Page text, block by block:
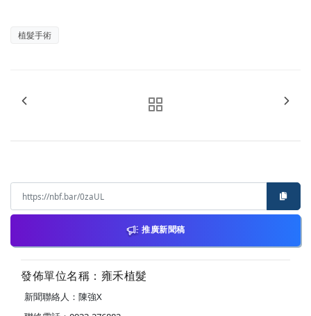
植髮手術
推廣新聞稿
發佈單位名稱：雍禾植髮
新聞聯絡人：陳強X